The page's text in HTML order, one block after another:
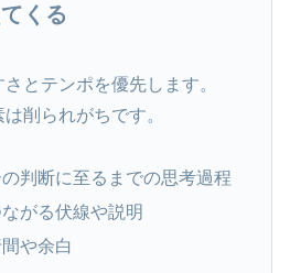
くる
とテンポを優先します。
削られがちです。
の判断に至るまでの思考過程
がる伏線や説明
や余白